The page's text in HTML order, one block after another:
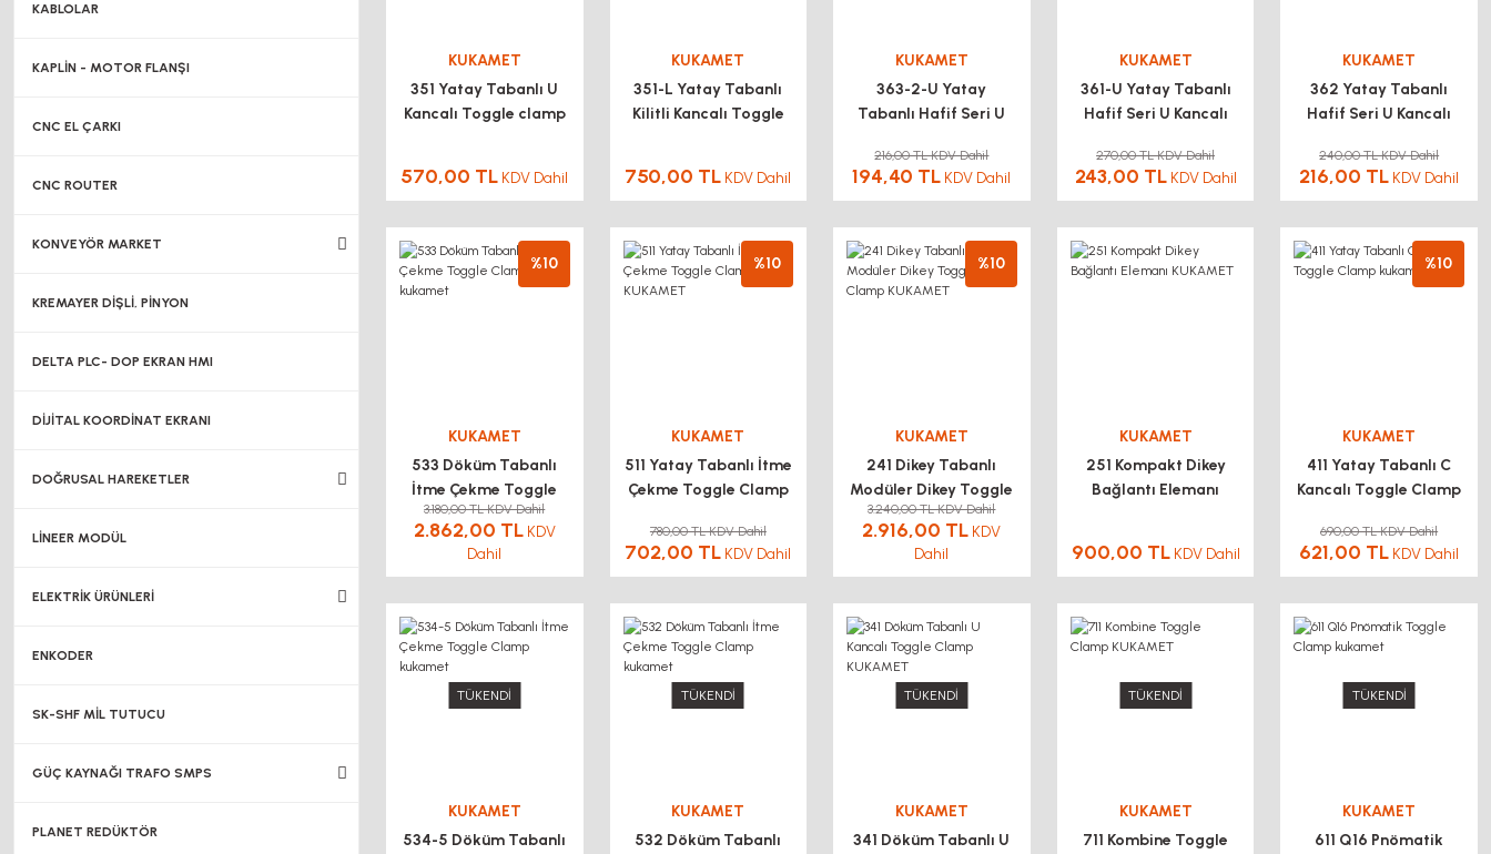
KABLOLAR
KAPLİN - MOTOR FLANŞI
CNC EL ÇARKI
CNC ROUTER
KONVEYÖR MARKET
KREMAYER DİŞLİ, PİNYON
DELTA PLC- DOP EKRAN HMI
DİJİTAL KOORDİNAT EKRANI
DOĞRUSAL HAREKETLER
LİNEER MODÜL
ELEKTRİK ÜRÜNLERİ
ENKODER
SK-SHF MİL TUTUCU
GÜÇ KAYNAĞI TRAFO SMPS
PLANET REDÜKTÖR
KUKAMET
351 Yatay Tabanlı U
Kancalı Toggle clamp
570,00 TL KDV Dahil
KUKAMET
351-L Yatay Tabanlı
Kilitli Kancalı Toggle
750,00 TL KDV Dahil
KUKAMET
363-2-U Yatay
Tabanlı Hafif Seri U
KUKAMET
216,00 TL KDV Dahil
194,40 TL KDV Dahil
KUKAMET
361-U Yatay Tabanlı
Hafif Seri U Kancalı
KUKAMET
270,00 TL KDV Dahil
243,00 TL KDV Dahil
KUKAMET
362 Yatay Tabanlı
Hafif Seri U Kancalı
KUKAMET
240,00 TL KDV Dahil
216,00 TL KDV Dahil
%10
KUKAMET
533 Döküm Tabanlı
İtme Çekme Toggle
Clamp kukamet
3.180,00 TL KDV Dahil
2.862,00 TL KDV
Dahil
%10
KUKAMET
511 Yatay Tabanlı İtme
Çekme Toggle Clamp
780,00 TL KDV Dahil
702,00 TL KDV Dahil
%10
KUKAMET
241 Dikey Tabanlı
Modüler Dikey Toggle
Clamp KUKAMET
3.240,00 TL KDV Dahil
2.916,00 TL KDV
Dahil
KUKAMET
251 Kompakt Dikey
Bağlantı Elemanı
900,00 TL KDV Dahil
%10
KUKAMET
411 Yatay Tabanlı C
Kancalı Toggle Clamp
690,00 TL KDV Dahil
621,00 TL KDV Dahil
TÜKENDİ
KUKAMET
534-5 Döküm Tabanlı
TÜKENDİ
KUKAMET
532 Döküm Tabanlı
TÜKENDİ
KUKAMET
341 Döküm Tabanlı U
TÜKENDİ
KUKAMET
711 Kombine Toggle
TÜKENDİ
KUKAMET
611 Q16 Pnömatik